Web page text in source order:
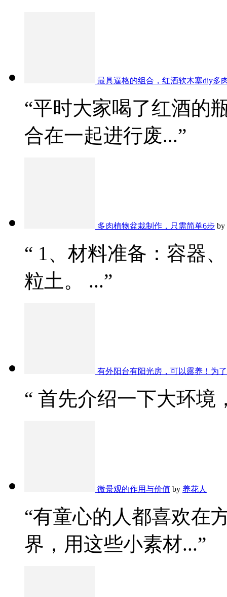
最具逼格的组合，红酒软木塞diy多
“平时大家喝了红酒的
合在一起进行废...”
多肉植物盆栽制作，只需简单6步 by
“ 1、材料准备：容器
粒土。 ...”
有外阳台有阳光房，可以露养！为
“ 首先介绍一下大环境
微景观的作用与价值 by 养花人
“有童心的人都喜欢在
界，用这些小素材...”